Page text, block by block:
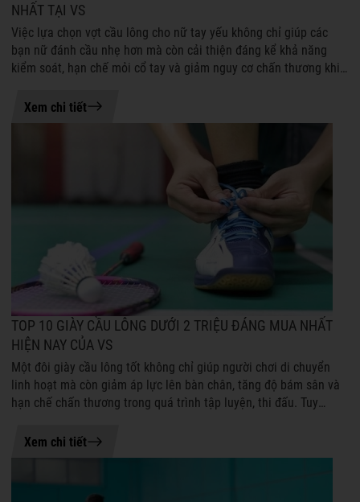
21-07-2026 08:50
NHẤT TẠI VS
Việc lựa chọn vợt cầu lông cho nữ tay yếu không chỉ giúp các
bạn nữ đánh cầu nhẹ hơn mà còn cải thiện đáng kể khả năng
kiểm soát, hạn chế mỏi cổ tay và giảm nguy cơ chấn thương khi
Xem chi tiết
20-07-2026 15:49
TOP 10 GIÀY CẦU LÔNG DƯỚI 2 TRIỆU ĐÁNG MUA NHẤT
HIỆN NAY CỦA VS
Một đôi giày cầu lông tốt không chỉ giúp người chơi di chuyển
linh hoạt mà còn giảm áp lực lên bàn chân, tăng độ bám sân và
hạn chế chấn thương trong quá trình tập luyện, thi đấu. Tuy
Xem chi tiết